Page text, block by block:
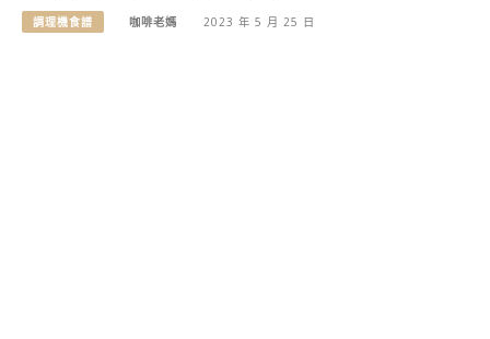
調理機食譜 咖啡老媽 2023 年 5 月 25 日